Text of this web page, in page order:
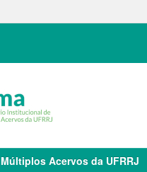
Acervos da UFRRJ